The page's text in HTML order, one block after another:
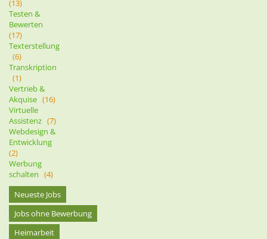
(13)
Testen &
Bewerten
(17)
Texterstellung
(6)
Transkription
(1)
Vertrieb &
Akquise (16)
Virtuelle
Assistenz (7)
Webdesign &
Entwicklung
(2)
Werbung
schalten (4)
Neueste Jobs
Jobs ohne Bewerbung
Heimarbeit